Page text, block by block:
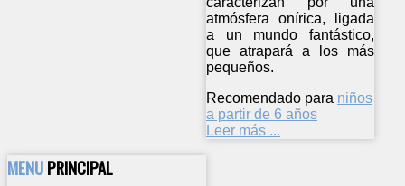
atmósfera onírica, ligada
a un mundo fantástico,
que atrapará a los más
pequeños.
Recomendado para niños
a partir de 6 años
Leer más ...
MENUPRINCIPAL